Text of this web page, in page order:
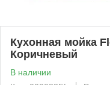
Кухонная мойка
Коричневый
В наличии